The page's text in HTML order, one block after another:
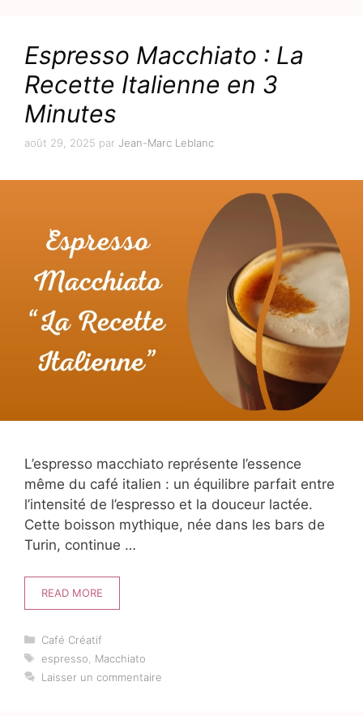
Espresso Macchiato : La
Recette Italienne en 3
Minutes
août 29, 2025 par Jean-Marc Leblanc
L’espresso macchiato représente l’essence
même du café italien : un équilibre parfait entre
l’intensité de l’espresso et la douceur lactée.
Cette boisson mythique, née dans les bars de
Turin, continue …
READ MORE
Catégories
Café Créatif
Étiquettes
espresso
Macchiato
Laisser un commentaire